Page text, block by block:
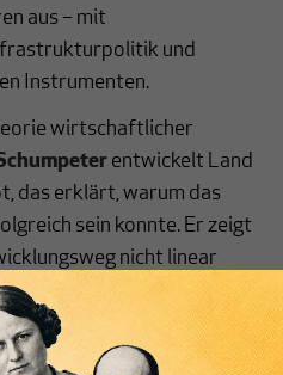
aus – mit
und
Instrumenten.
wirtschaftlicher
entwickelt Land
das erklärt, warum das
sein konnte. Er zeigt
nicht linear
– von der
zum Pfadwechsel 2007,